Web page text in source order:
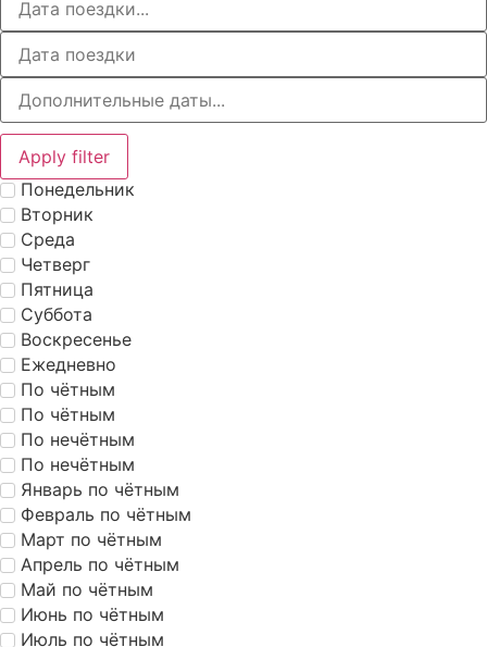
Apply filter
Понедельник
Вторник
Среда
Четверг
Пятница
Суббота
Воскресенье
Ежедневно
По чётным
По чётным
По нечётным
По нечётным
Январь по чётным
Февраль по чётным
Март по чётным
Апрель по чётным
Май по чётным
Июнь по чётным
Июль по чётным